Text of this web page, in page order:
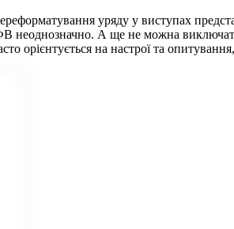
уряду у виступах
А ще не можна
на настрої та